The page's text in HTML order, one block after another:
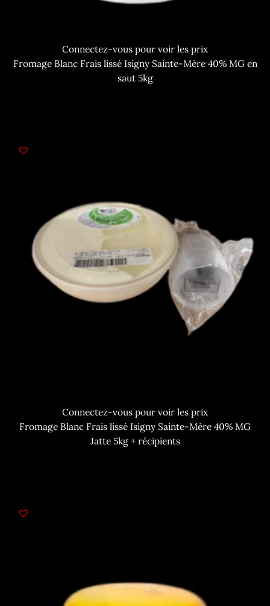
Connectez-vous pour voir les prix
Fromage Blanc Frais lissé Isigny Sainte-Mère 40% MG en
saut 5kg
Connectez-vous pour voir les prix
Fromage Blanc Frais lissé Isigny Sainte-Mère 40% MG
Jatte 5kg + récipients